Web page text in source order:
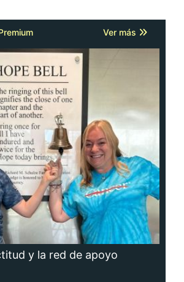
Ver más
y la red de apoyo